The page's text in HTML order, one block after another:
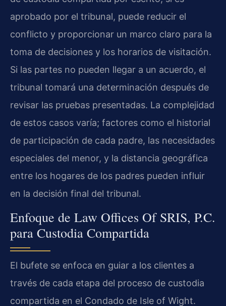
aprobado por el tribunal, puede reducir el
conflicto y proporcionar un marco claro para la
toma de decisiones y los horarios de visitación.
Si las partes no pueden llegar a un acuerdo, el
tribunal tomará una determinación después de
revisar las pruebas presentadas. La complejidad
de estos casos varía; factores como el historial
de participación de cada padre, las necesidades
especiales del menor, y la distancia geográfica
entre los hogares de los padres pueden influir
en la decisión final del tribunal.
Enfoque de Law Offices Of SRIS, P.C.
para Custodia Compartida
El bufete se enfoca en guiar a los clientes a
través de cada etapa del proceso de custodia
compartida en el Condado de Isle of Wight.